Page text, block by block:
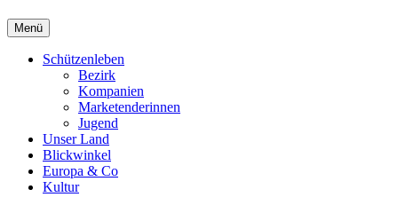
Menü
Schützenleben
Bezirk
Kompanien
Marketenderinnen
Jugend
Unser Land
Blickwinkel
Europa & Co
Kultur